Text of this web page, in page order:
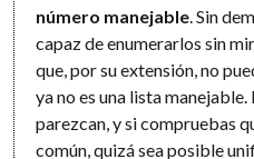
número manejable. Sin
capaz de enumerarlos sin
que, por su extensión, no
ya no es una lista
parezcan, y si compruebas
común, quizá sea posible